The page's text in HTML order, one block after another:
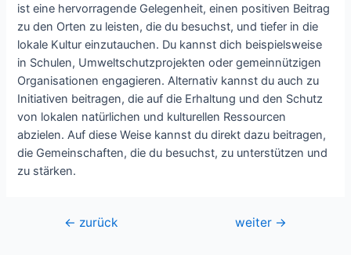
ist eine hervorragende Gelegenheit, einen positiven Beitrag
zu den Orten zu leisten, die du besuchst, und tiefer in die
lokale Kultur einzutauchen. Du kannst dich beispielsweise
in Schulen, Umweltschutzprojekten oder gemeinnützigen
Organisationen engagieren. Alternativ kannst du auch zu
Initiativen beitragen, die auf die Erhaltung und den Schutz
von lokalen natürlichen und kulturellen Ressourcen
abzielen. Auf diese Weise kannst du direkt dazu beitragen,
die Gemeinschaften, die du besuchst, zu unterstützen und
zu stärken.
Beitragsnavigation
← zurück weiter →